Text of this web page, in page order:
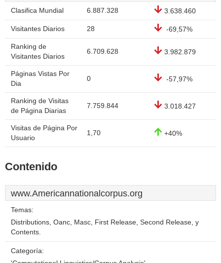
Clasifica Mundial 6.887.328 3.638.460
Visitantes Diarios 28 -69,57%
Ranking de
Visitantes Diarios
6.709.628 3.982.879
Páginas Vistas Por
Dia
0 -57,97%
Ranking de Visitas
de Página Diarias
7.759.844 3.018.427
Visitas de Página Por
Usuario
1,70 +40%
Contenido
www.Americannationalcorpus.org
Temas:
Distributions, Oanc, Masc, First Release, Second Release, y
Contents.
Categoría: